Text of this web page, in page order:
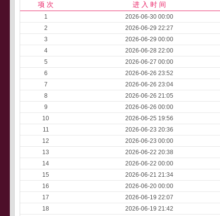
项 次 进 入 时 间
1
2026-06-30 00:00
2
2026-06-29 22:27
3
2026-06-29 00:00
4
2026-06-28 22:00
5
2026-06-27 00:00
6
2026-06-26 23:52
7
2026-06-26 23:04
8
2026-06-26 21:05
9
2026-06-26 00:00
10
2026-06-25 19:56
11
2026-06-23 20:36
12
2026-06-23 00:00
13
2026-06-22 20:38
14
2026-06-22 00:00
15
2026-06-21 21:34
16
2026-06-20 00:00
17
2026-06-19 22:07
18
2026-06-19 21:42